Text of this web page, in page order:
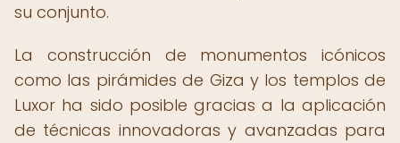
su conjunto.
La construcción de monumentos icónicos
como las pirámides de Giza y los templos de
Luxor ha sido posible gracias a la aplicación
de técnicas innovadoras y avanzadas para